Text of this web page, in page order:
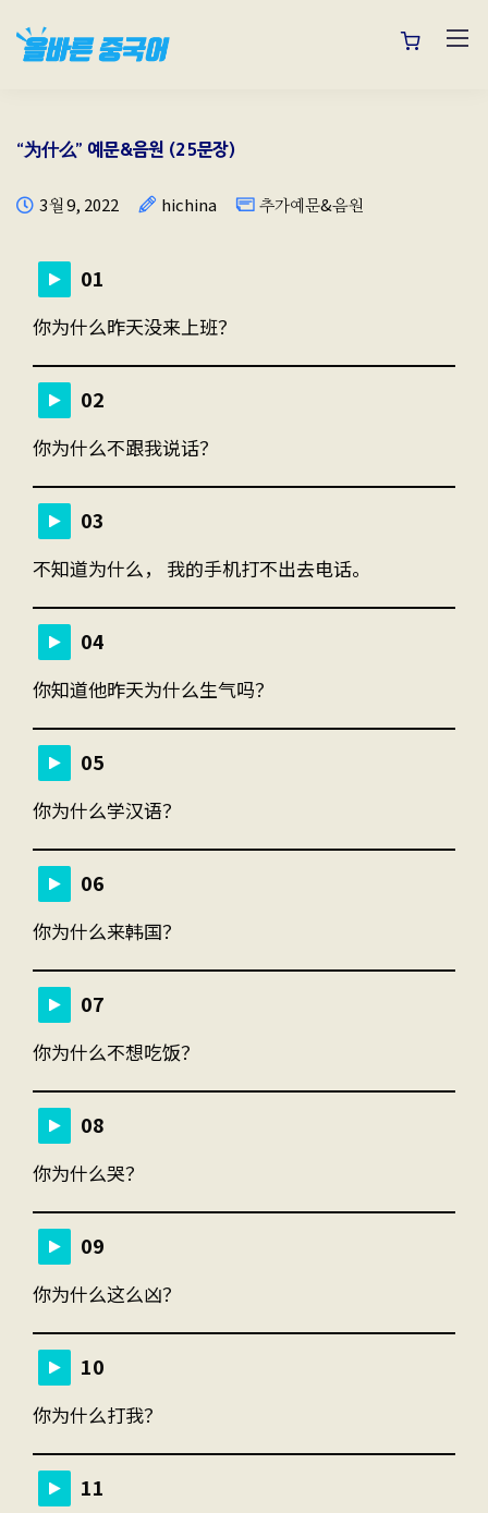
“为什么” 예문&음원 (25문장)
3월 9, 2022 hichina 추가예문&음원
01
你为什么昨天没来上班？
02
你为什么不跟我说话？
03
不知道为什么， 我的手机打不出去电话。
04
你知道他昨天为什么生气吗？
05
你为什么学汉语？
06
你为什么来韩国？
07
你为什么不想吃饭？
08
你为什么哭？
09
你为什么这么凶？
10
你为什么打我？
11